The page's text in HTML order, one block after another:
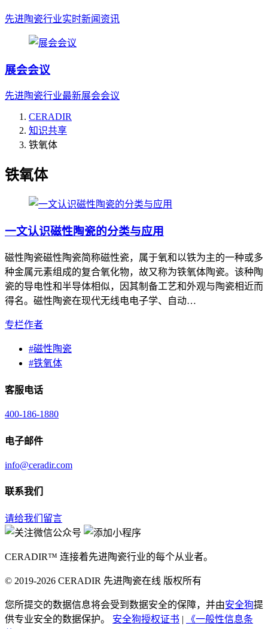
先进陶瓷行业实时新闻资讯
展会会议
先进陶瓷行业最新展会会议
CERADIR
知识共享
铁氧体
铁氧体
一文认识磁性陶瓷的分类与应用
磁性陶瓷磁性陶瓷简称磁性瓷，属于氧和以铁为主的一种或多
种金属元素组成的复合氧化物，故又称为铁氧体陶瓷。该种陶
瓷的导电性和半导体相似，因其制备工艺和外观与陶瓷相近而
得名。磁性陶瓷在现代无线电电子学、自动…
专栏作者
#磁性陶瓷
#铁氧体
客服电话
400-186-1880
电子邮件
info@ceradir.com
联系我们
请给我们留言
CERADIR™ 连接着先进陶瓷行业的每个从业者。
© 2019-2026 CERADIR 先进陶瓷在线 版权所有
您所提交的数据信息将会受到数据安全的保障，并由安全狗提
供专业安全的数据保护。 安全狗授权证书 |
《一般性信息条